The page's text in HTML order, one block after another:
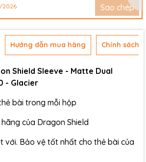
2026
Sao chép
Hướng dẫn mua hàng Chính sách
Shield Sleeve - Matte Dual
- Glacier
bài trong mỗi hộp
hãng của Dragon Shield
với. Bảo vệ tốt nhất cho thẻ bài của